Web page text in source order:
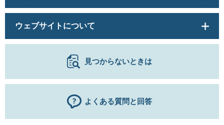
ウェブサイトについて
見つからないときは
よくある質問と回答